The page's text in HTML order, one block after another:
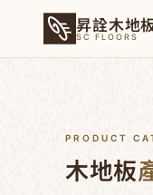
昇詮木地
SC FLOORS
PRODUCT
木地板